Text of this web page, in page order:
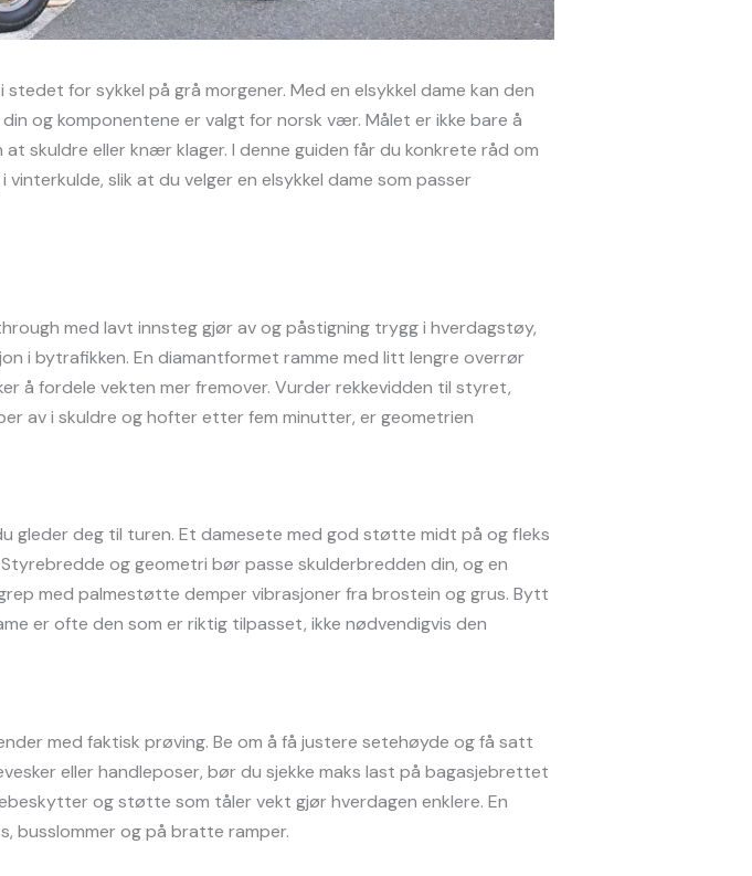
for sykkel på grå morgener. Med en elsykkel dame kan den
og komponentene er valgt for norsk vær. Målet er ikke bare å
skuldre eller knær klager. I denne guiden får du konkrete råd om
slik at du velger en elsykkel dame som passer
med lavt innsteg gjør av og påstigning trygg i hverdagstøy,
i bytrafikken. En diamantformet ramme med litt lengre overrør
å fordele vekten mer fremover. Vurder rekkevidden til styret,
av i skuldre og hofter etter fem minutter, er geometrien
gleder deg til turen. Et damesete med god støtte midt på og fleks
og geometri bør passe skulderbredden din, og en
med palmestøtte demper vibrasjoner fra brostein og grus. Bytt
er ofte den som er riktig tilpasset, ikke nødvendigvis den
med faktisk prøving. Be om å få justere setehøyde og få satt
eller handleposer, bør du sjekke maks last på bagasjebrettet
og støtte som tåler vekt gjør hverdagen enklere. En
busslommer og på bratte ramper.